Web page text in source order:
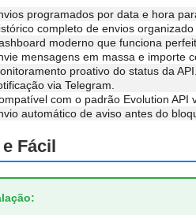
programados por data e hora
completo de envios
moderno que funciona
mensagens em massa e importe
proativo do status da
via Telegram.
com o padrão Evolution API
automático de aviso antes do
Fácil